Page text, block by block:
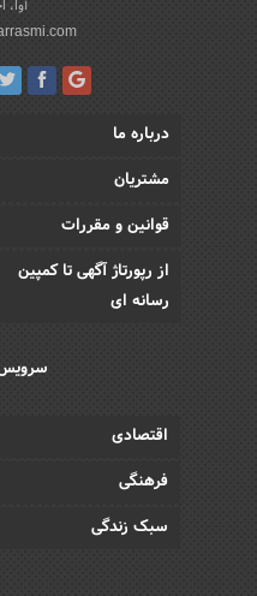
آوا،
درباره ما
مشتریان
قوانین و مقررات
از رپورتاژ آگهی تا کمپین
رسانه ای
اقتصادی
فرهنگی
سبک زندگی